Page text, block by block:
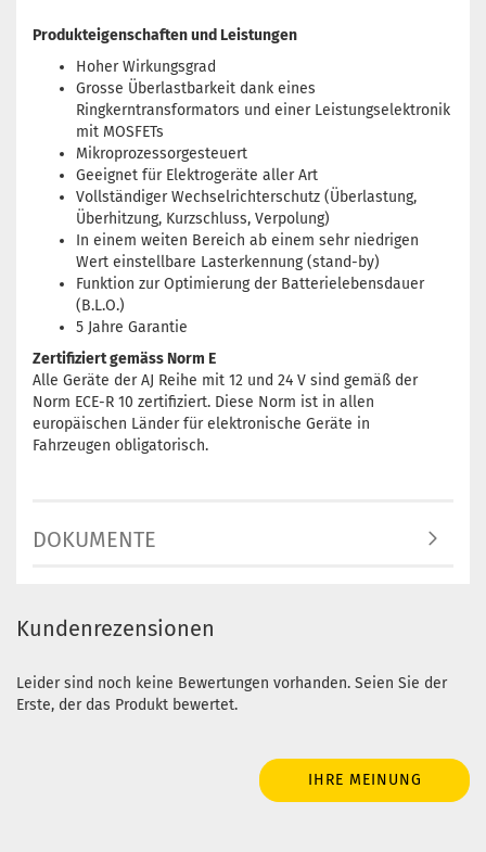
Produkteigenschaften und Leistungen
Hoher Wirkungsgrad
Grosse Überlastbarkeit dank eines
Ringkerntransformators und einer Leistungselektronik
mit MOSFETs
Mikroprozessorgesteuert
Geeignet für Elektrogeräte aller Art
Vollständiger Wechselrichterschutz (Überlastung,
Überhitzung, Kurzschluss, Verpolung)
In einem weiten Bereich ab einem sehr niedrigen
Wert einstellbare Lasterkennung (stand-by)
Funktion zur Optimierung der Batterielebensdauer
(B.L.O.)
5 Jahre Garantie
Zertifiziert gemäss Norm E
Alle Geräte der AJ Reihe mit 12 und 24 V sind gemäß der
Norm ECE-R 10 zertifiziert. Diese Norm ist in allen
europäischen Länder für elektronische Geräte in
Fahrzeugen obligatorisch.
DOKUMENTE
Kundenrezensionen
Leider sind noch keine Bewertungen vorhanden. Seien Sie der
Erste, der das Produkt bewertet.
IHRE MEINUNG